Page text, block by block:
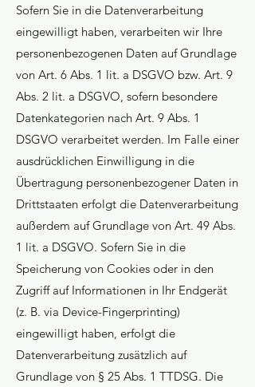
Sofern Sie in die Datenverarbeitung
eingewilligt haben, verarbeiten wir Ihre
personenbezogenen Daten auf Grundlage
von Art. 6 Abs. 1 lit. a DSGVO bzw. Art. 9
Abs. 2 lit. a DSGVO, sofern besondere
Datenkategorien nach Art. 9 Abs. 1
DSGVO verarbeitet werden. Im Falle einer
ausdrücklichen Einwilligung in die
Übertragung personenbezogener Daten in
Drittstaaten erfolgt die Datenverarbeitung
außerdem auf Grundlage von Art. 49 Abs.
1 lit. a DSGVO. Sofern Sie in die
Speicherung von Cookies oder in den
Zugriff auf Informationen in Ihr Endgerät
(z. B. via Device-Fingerprinting)
eingewilligt haben, erfolgt die
Datenverarbeitung zusätzlich auf
Grundlage von § 25 Abs. 1 TTDSG. Die